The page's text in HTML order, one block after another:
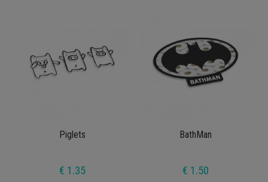
Piglets
€ 1.35
BathMan
€ 1.50